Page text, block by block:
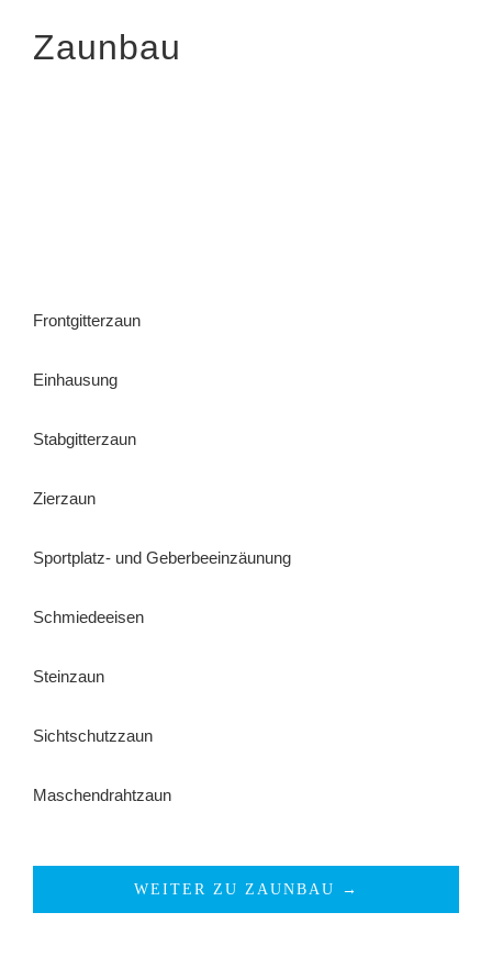
Zaunbau
Frontgitterzaun
Einhausung
Stabgitterzaun
Zierzaun
Sportplatz- und Geberbeeinzäunung
Schmiedeeisen
Steinzaun
Sichtschutzzaun
Maschendrahtzaun
WEITER ZU ZAUNBAU →